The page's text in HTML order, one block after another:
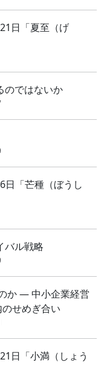
日「夏至（げ
のではないか
「芒種（ぼうし
バル戦略
か ― 中小企業経営
せめぎ合い
日「小満（しょう